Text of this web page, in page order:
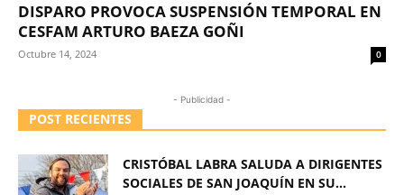
DISPARO PROVOCA SUSPENSIÓN TEMPORAL EN
CESFAM ARTURO BAEZA GOÑI
Octubre 14, 2024 0
- Publicidad -
POST RECIENTES
CRISTÓBAL LABRA SALUDA A DIRIGENTES
SOCIALES DE SAN JOAQUÍN EN SU...